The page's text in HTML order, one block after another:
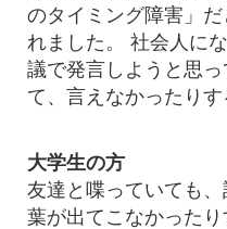
のタイミング障害」
れました。 社会人に
議で発言しようと思
て、言えなかったりす
大学生の方
友達と喋っていても
葉が出てこなかった